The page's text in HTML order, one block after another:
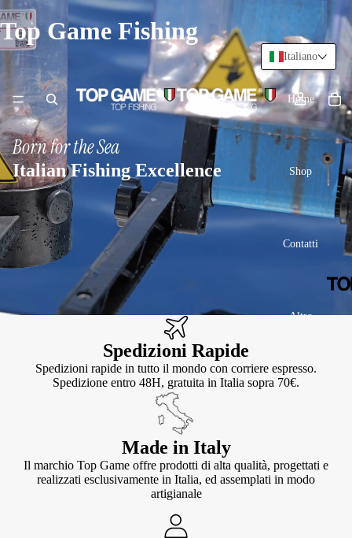
Top Game Fishing
Home
Shop
Contatti
Altro
Born for the Sea
Italian Fishing Excellence
Spedizioni Rapide
Spedizioni rapide in tutto il mondo con corriere espresso.
Spedizione entro 48H, gratuita in Italia sopra 70€.
Made in Italy
Il marchio Top Game offre prodotti di alta qualità, progettati e
realizzati esclusivamente in Italia, ed assemplati in modo
artigianale
Italiano